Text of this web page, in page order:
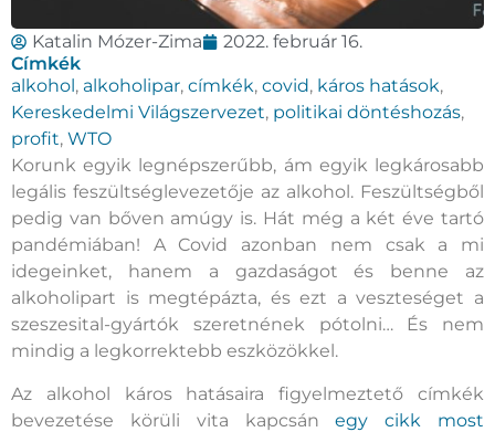
Katalin Mózer-Zima
2022. február 16.
Címkék
alkohol , alkoholipar, címkék, covid, káros hatások,
Kereskedelmi Világszervezet, politikai döntéshozás,
profit, WTO
Korunk egyik legnépszerűbb, ám egyik legkárosabb
legális feszültséglevezetője az alkohol. Feszültségből
pedig van bőven amúgy is. Hát még a két éve tartó
pandémiában! A Covid azonban nem csak a mi
idegeinket, hanem a gazdaságot és benne az
alkoholipart is megtépázta, és ezt a veszteséget a
szeszesital-gyártók szeretnének pótolni… És nem
mindig a legkorrektebb eszközökkel.
Az alkohol káros hatásaira figyelmeztető címkék
bevezetése körüli vita kapcsánegy cikk most